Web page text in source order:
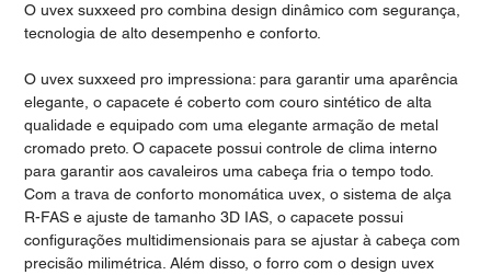
O uvex suxxeed pro combina design dinâmico com segurança,
tecnologia de alto desempenho e conforto.
O uvex suxxeed pro impressiona: para garantir uma aparência
elegante, o capacete é coberto com couro sintético de alta
qualidade e equipado com uma elegante armação de metal
cromado preto. O capacete possui controle de clima interno
para garantir aos cavaleiros uma cabeça fria o tempo todo.
Com a trava de conforto monomática uvex, o sistema de alça
R-FAS e ajuste de tamanho 3D IAS, o capacete possui
configurações multidimensionais para se ajustar à cabeça com
precisão milimétrica. Além disso, o forro com o design uvex